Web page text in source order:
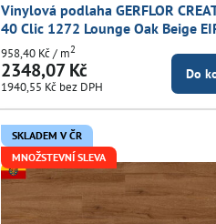
Vinylová podlaha GERFLOR
40 Clic 1272 Lounge Oak Beige
2348,07 Kč
1940,55 Kč bez DPH
958,40 Kč/ m2
Do
SKLADEM V ČR
MNOŽSTEVNÍ SLEVA